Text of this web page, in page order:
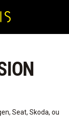
Seat, Skoda, ou